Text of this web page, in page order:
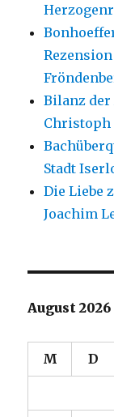
Bilanz
Christoph
Stadt
Die Liebe
Joachim
August 2026
M D